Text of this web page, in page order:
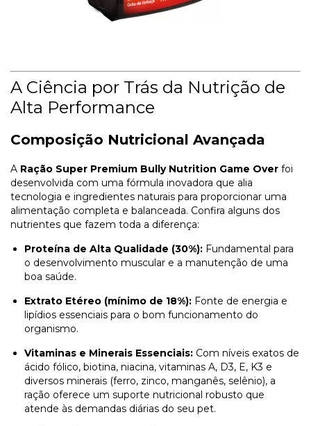
A Ciência por Trás da Nutrição de
Alta Performance
Composição Nutricional Avançada
A Ração Super Premium Bully Nutrition Game Over foi
desenvolvida com uma fórmula inovadora que alia
tecnologia e ingredientes naturais para proporcionar uma
alimentação completa e balanceada. Confira alguns dos
nutrientes que fazem toda a diferença:
Proteína de Alta Qualidade (30%): Fundamental para
o desenvolvimento muscular e a manutenção de uma
boa saúde.
Extrato Etéreo (mínimo de 18%): Fonte de energia e
lipídios essenciais para o bom funcionamento do
organismo.
Vitaminas e Minerais Essenciais: Com níveis exatos de
ácido fólico, biotina, niacina, vitaminas A, D3, E, K3 e
diversos minerais (ferro, zinco, manganês, selênio), a
ração oferece um suporte nutricional robusto que
atende às demandas diárias do seu pet.